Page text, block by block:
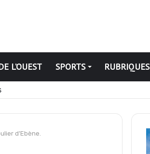
L’OUEST SPORTS RUBRIQUES
d’Ebène.